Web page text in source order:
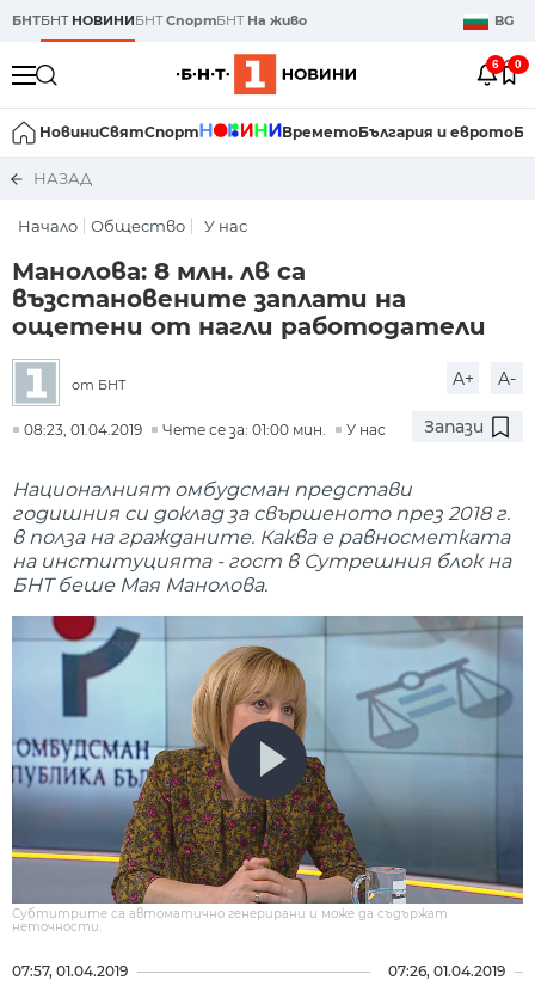
БНТБНТ НОВИНИБНТСпортБНТ На живо BG
6 0
НовиниСвятСпорт ВреметоБългария и еврото
НАЗАД
Начало Общество У нас
Манолова: 8 млн. лв са
възстановените заплати на
ощетени от нагли работодатели
от БНТ A+ A-
08:23, 01.04.2019 Чете се за: 01:00 мин. У нас Запази
Националният омбудсман представи
годишния си доклад за свършеното през 2018 г.
в полза на гражданите. Каква е равносметката
на институцията - гост в Сутрешния блок на
БНТ беше Мая Манолова.
Субтитрите са автоматично генерирани и може да съдържат
неточности.
07:57, 01.04.2019 07:26, 01.04.2019